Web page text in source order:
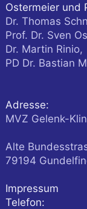
Ostermeier und
Dr. Thomas
Prof. Dr. Sven
Dr. Martin Rinio,
PD Dr. Bastian
Adresse:
MVZ Gelenk-
Alte
79194
Impressum
Telefon: